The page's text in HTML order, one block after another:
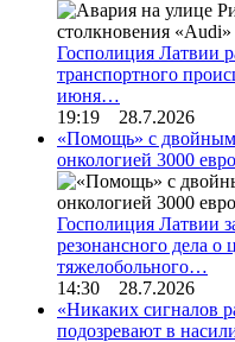
Госполиция Латвии
транспортного
июня…
19:19 28.7.2026
«Помощь» с двойным
онкологией 3000
Госполиция Латвии
резонансного дела
тяжелобольного…
14:30 28.7.2026
«Никаких сигналов
подозревают в